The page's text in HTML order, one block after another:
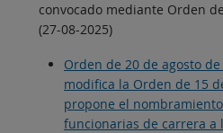
convocado mediante Orden
(27-08-2025)
Orden de 20 de agosto
modifica la Orden de 15
propone el
funcionarias de carrera a